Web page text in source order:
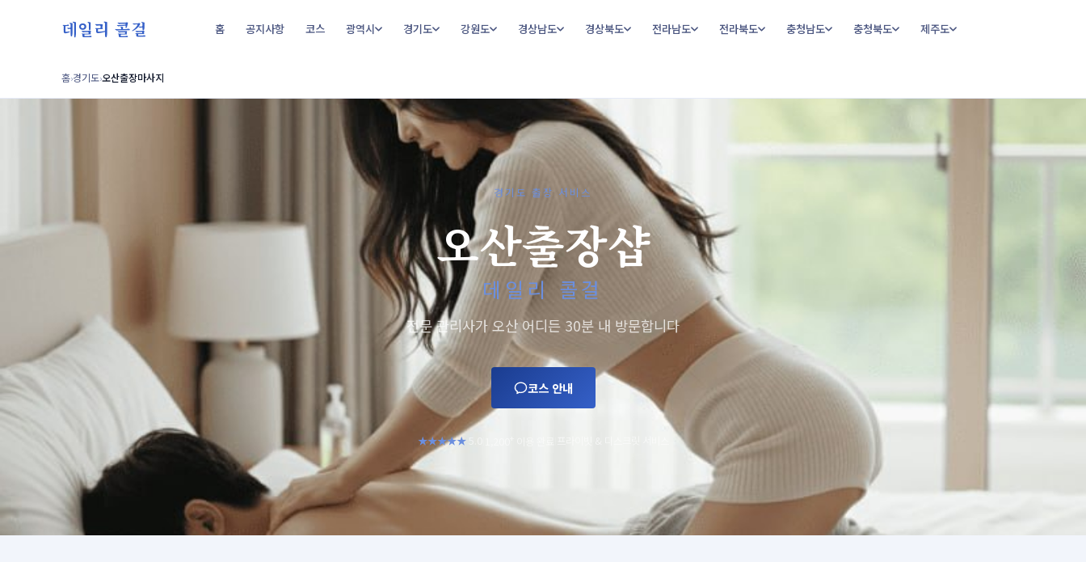
데일리 콜걸 홈 공지사항 코스 광역시 경기도 강원도 경상남도 경상북도 전라남도 전라북도 충청남도 충청북도 제주도
홈›경기도›오산출장마사지
경기도 출장 서비스
오산출장샵
데일리 콜걸
전문 관리사가 오산 어디든 30분 내 방문합니다
코스 안내
★★★★★5.0